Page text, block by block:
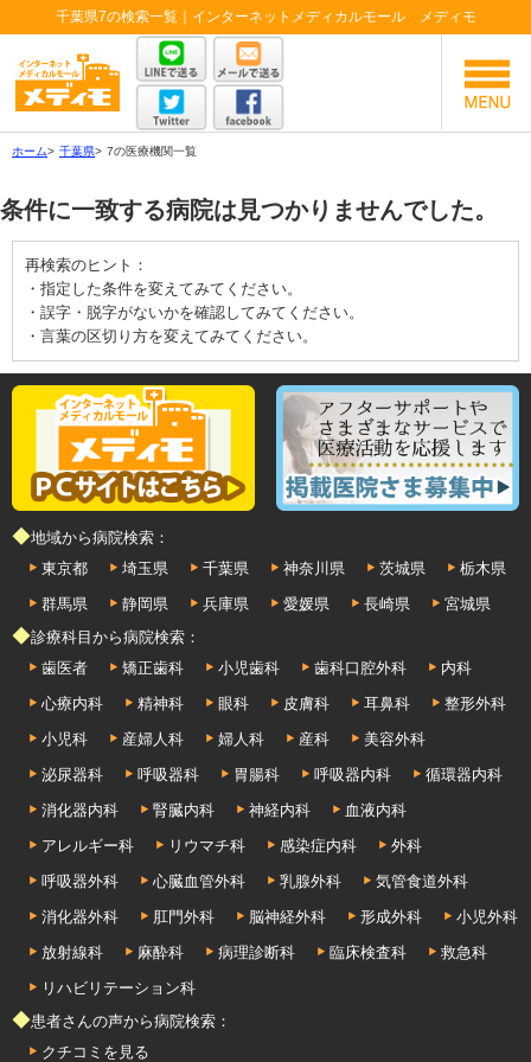
千葉県7の検索一覧｜インターネットメディカルモール メディモ
ホーム> 千葉県> 7の医療機関一覧
条件に一致する病院は見つかりませんでした。
再検索のヒント：
・指定した条件を変えてみてください。
・誤字・脱字がないかを確認してみてください。
・言葉の区切り方を変えてみてください。
◆地域から病院検索：
東京都
埼玉県 千葉県 神奈川県 茨城県
栃木県
群馬県
静岡県 兵庫県 愛媛県 長崎県
宮城県
◆診療科目から病院検索：
歯医者
矯正歯科 小児歯科 歯科口腔外科
内科
心療内科
精神科 眼科 皮膚科 耳鼻科
整形外科
小児科
産婦人科 婦人科 産科
美容外科
泌尿器科
呼吸器科 胃腸科 呼吸器内科
循環器内科
消化器内科
腎臓内科 神経内科
血液内科
アレルギー科
リウマチ科 感染症内科
外科
呼吸器外科
心臓血管外科 乳腺外科
気管食道外科
消化器外科
肛門外科 脳神経外科 形成外科
小児外科
放射線科
麻酔科 病理診断科 臨床検査科
救急科
リハビリテーション科
◆患者さんの声から病院検索：
クチコミを見る